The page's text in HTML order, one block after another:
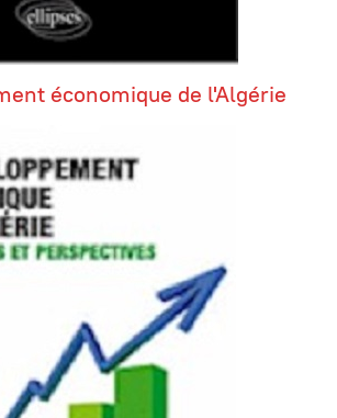
économique de l'Algérie